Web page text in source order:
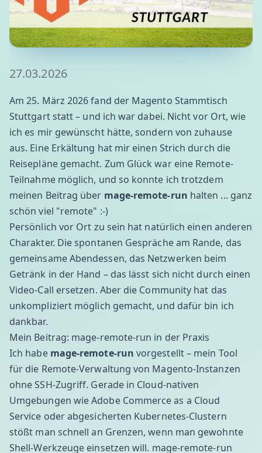
27.03.2026
Am 25. März 2026 fand der Magento Stammtisch
Stuttgart statt – und ich war dabei. Nicht vor Ort, wie
ich es mir gewünscht hätte, sondern von zuhause
aus. Eine Erkältung hat mir einen Strich durch die
Reisepläne gemacht. Zum Glück war eine Remote-
Teilnahme möglich, und so konnte ich trotzdem
meinen Beitrag über mage-remote-run halten ... ganz
schön viel "remote" :-)
Persönlich vor Ort zu sein hat natürlich einen anderen
Charakter. Die spontanen Gespräche am Rande, das
gemeinsame Abendessen, das Netzwerken beim
Getränk in der Hand – das lässt sich nicht durch einen
Video-Call ersetzen. Aber die Community hat das
unkompliziert möglich gemacht, und dafür bin ich
dankbar.
Mein Beitrag: mage-remote-run in der Praxis
Ich habe mage-remote-run vorgestellt – mein Tool
für die Remote-Verwaltung von Magento-Instanzen
ohne SSH-Zugriff. Gerade in Cloud-nativen
Umgebungen wie Adobe Commerce as a Cloud
Service oder abgesicherten Kubernetes-Clustern
stößt man schnell an Grenzen, wenn man gewohnte
Shell-Werkzeuge einsetzen will. mage-remote-run